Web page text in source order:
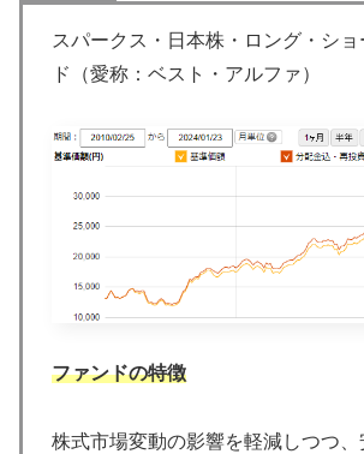
スパークス・日本株・ロング・シ
ド（愛称：ベスト・アルファ）
ファンドの特徴
株式市場変動の影響を軽減しつつ、